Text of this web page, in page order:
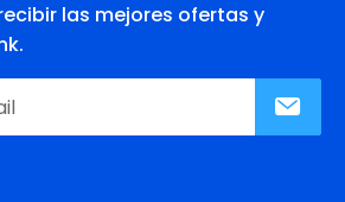
las mejores ofertas y